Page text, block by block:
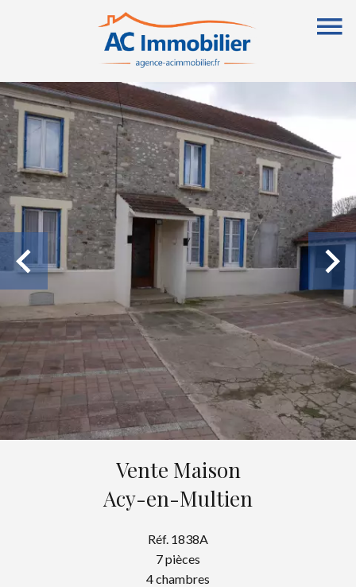
Vente Maison
Acy-en-Multien
Réf. 1838A
7 pièces
4 chambres